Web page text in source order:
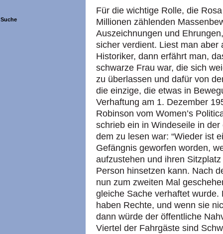
Suche
Für die wichtige Rolle, die
Millionen zählenden
Auszeichnungen und
sicher verdient. Liest man aber
Historiker, dann erfährt man,
schwarze Frau war, die sich
zu überlassen und dafür von
die einzige, die etwas in
Verhaftung am 1. Dezember
Robinson vom Women’s
schrieb ein in Windeseile in
dem zu lesen war: “Wieder ist
Gefängnis geworfen worden,
aufzustehen und ihren
Person hinsetzen kann. Nach
nun zum zweiten Mal
gleiche Sache verhaftet
haben Rechte, und wenn sie
dann würde der öffentliche
Viertel der Fahrgäste sind